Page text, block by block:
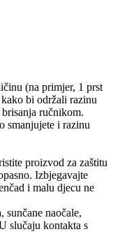
(na primjer, 1 prst
bi održali razinu
ručnikom.
smanjujete i razinu
proizvod za zaštitu
Izbjegavajte
i malu djecu ne
sunčane naočale,
slučaju kontakta s